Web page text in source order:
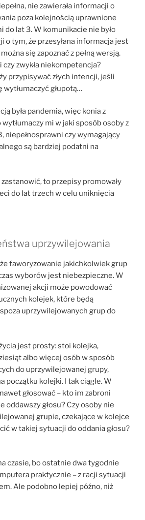
nie zawierała informacji o
poza kolejnością uprawnione
do lat 3. W komunikacie nie było
o tym, że przesyłana informacja jest
się zapoznać z pełną wersją.
czy zwykła niekompetencja?
przypisywać złych intencji, jeśli
wytłumaczyć głupotą…
była pandemia, więc konia z
mi w jaki sposób osoby z
niepełnosprawni czy wymagający
są bardziej podatni na
zastanowić, to przepisy promowały
do lat trzech w celu uniknięcia
uprzywilejowania
faworyzowanie jakichkolwiek grup
wyborów jest niebezpieczne. W
akcji może powodować
kolejek, które będą
uprzywilejowanych grup do
jest prosty: stoi kolejka,
albo więcej osób w sposób
do uprzywilejowanej grupy,
początku kolejki. I tak ciągle. W
głosować – kto im zabroni
oddawszy głosu? Czy osoby nie
grupie, czekające w kolejce
w takiej sytuacji do oddania głosu?
czasie, bo ostatnie dwa tygodnie
praktycznie – z racji sytuacji
Ale podobno lepiej późno, niż